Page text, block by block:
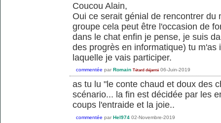
Coucou Alain,
Oui ce serait génial de rencontrer du
groupe cela peut être l'occasion de
dans le chat enfin je pense, je suis
des progrès en informatique) tu m'as
laquelle je vais participer.
commentée par Romain Tétard déjanté 06-Juin-2019
as tu lu "le conte chaud et doux des
scénario... la fin est décidée par les
coups l'entraide et la joie..
commentée par Hel974 02-Novembre-2019